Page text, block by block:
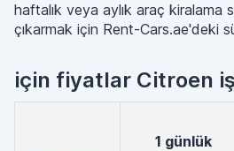
haftalık veya aylık araç kiralama
çıkarmak için Rent-Cars.ae'deki
için fiyatlar Citroen
1 günlük